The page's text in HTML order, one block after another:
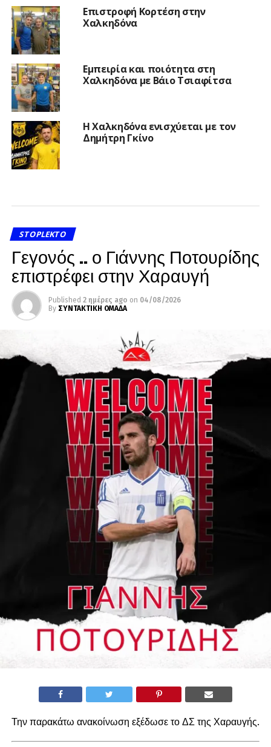
Επιστροφή Κορτέση στην
Χαλκηδόνα
Εμπειρία και ποιότητα στη
Χαλκηδόνα με Βάιο Τσιαφίτσα
Η Χαλκηδόνα ενισχύεται με τον
Δημήτρη Γκίνο
STOPLEKTO
Γεγονός .. ο Γιάννης Ποτουρίδης
επιστρέφει στην Χαραυγή
Published 2 ημέρες ago on 04/08/2026
By ΣΥΝΤΑΚΤΙΚΗ ΟΜΑΔΑ
Την παρακάτω ανακοίνωση εξέδωσε το ΔΣ της Χαραυγής.